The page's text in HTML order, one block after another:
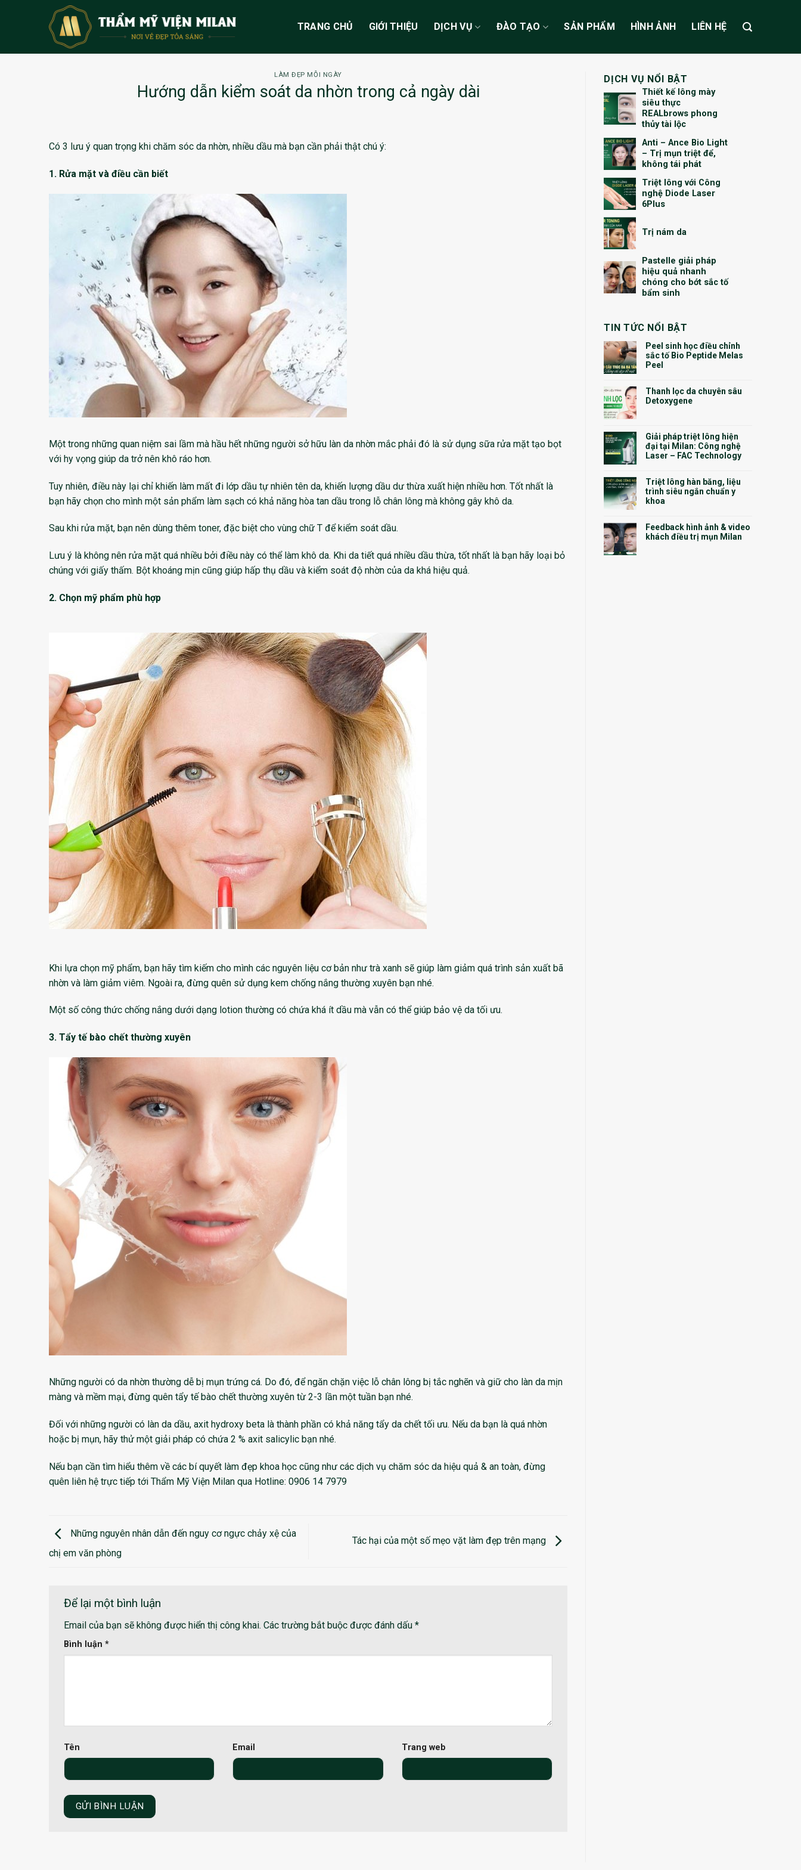
TRANG CHỦ GIỚI THIỆU DỊCH VỤ ĐÀO TẠO SẢN PHẨM HÌNH ẢNH LIÊN HỆ
LÀM ĐẸP MỖI NGÀY
Hướng dẫn kiểm soát da nhờn trong cả ngày dài
Có 3 lưu ý quan trọng khi chăm sóc da nhờn, nhiều dầu mà bạn cần phải thật chú ý:
1. Rửa mặt và điều cần biết
Một trong những quan niệm sai lầm mà hầu hết những người sở hữu làn da nhờn mắc phải đó là sử dụng sữa rửa mặt tạo bọt
với hy vọng giúp da trở nên khô ráo hơn.
Tuy nhiên, điều này lại chỉ khiến làm mất đi lớp dầu tự nhiên tên da, khiến lượng dầu dư thừa xuất hiện nhiều hơn. Tốt nhất là
bạn hãy chọn cho mình một sản phẩm làm sạch có khả năng hòa tan dầu trong lỗ chân lông mà không gây khô da.
Sau khi rửa mặt, bạn nên dùng thêm toner, đặc biệt cho vùng chữ T để kiểm soát dầu.
Lưu ý là không nên rửa mặt quá nhiều bởi điều này có thể làm khô da. Khi da tiết quá nhiều dầu thừa, tốt nhất là bạn hãy loại bỏ
chúng với giấy thấm. Bột khoáng mịn cũng giúp hấp thụ dầu và kiểm soát độ nhờn của da khá hiệu quả.
2. Chọn mỹ phẩm phù hợp
Khi lựa chọn mỹ phẩm, bạn hãy tìm kiếm cho mình các nguyên liệu cơ bản như trà xanh sẽ giúp làm giảm quá trình sản xuất bã
nhờn và làm giảm viêm. Ngoài ra, đừng quên sử dụng kem chống nắng thường xuyên bạn nhé.
Một số công thức chống nắng dưới dạng lotion thường có chứa khá ít dầu mà vẫn có thể giúp bảo vệ da tối ưu.
3. Tẩy tế bào chết thường xuyên
Những người có da nhờn thường dễ bị mụn trứng cá. Do đó, để ngăn chặn việc lỗ chân lông bị tắc nghẽn và giữ cho làn da mịn
màng và mềm mại, đừng quên tẩy tế bào chết thường xuyên từ 2-3 lần một tuần bạn nhé.
Đối với những người có làn da dầu, axit hydroxy beta là thành phần có khả năng tẩy da chết tối ưu. Nếu da bạn là quá nhờn
hoặc bị mụn, hãy thử một giải pháp có chứa 2 % axit salicylic bạn nhé.
Nếu bạn cần tìm hiểu thêm về các bí quyết làm đẹp‬ khoa học cũng như các dịch vụ chăm sóc da hiệu quả & an toàn, đừng
quên liên hệ trực tiếp tới Thẩm Mỹ Viện Milan qua Hotline: 0906 14 7979
Những nguyên nhân dẫn đến nguy cơ ngực chảy xệ của
chị em văn phòng
Tác hại của một số mẹo vặt làm đẹp trên mạng
Để lại một bình luận
Email của bạn sẽ không được hiển thị công khai. Các trường bắt buộc được đánh dấu *
Bình luận *
Tên Email Trang web
DỊCH VỤ NỔI BẬT
Thiết kế lông mày
siêu thực
REALbrows phong
thủy tài lộc
Anti – Ance Bio Light
– Trị mụn triệt để,
không tái phát
Triệt lông với Công
nghệ Diode Laser
6Plus
Trị nám da
Pastelle giải pháp
hiệu quả nhanh
chóng cho bớt sắc tố
bẩm sinh
TIN TỨC NỔI BẬT
Peel sinh học điều chỉnh
sắc tố Bio Peptide Melas
Peel
Thanh lọc da chuyên sâu
Detoxygene
Giải pháp triệt lông hiện
đại tại Milan: Công nghệ
Laser – FAC Technology
Triệt lông hàn băng, liệu
trình siêu ngắn chuẩn y
khoa
Feedback hình ảnh & video
khách điều trị mụn Milan